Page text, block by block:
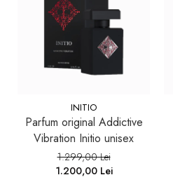
INITIO
Parfum original Addictive
Vibration Initio unisex
1.299,00 Lei
1.200,00 Lei